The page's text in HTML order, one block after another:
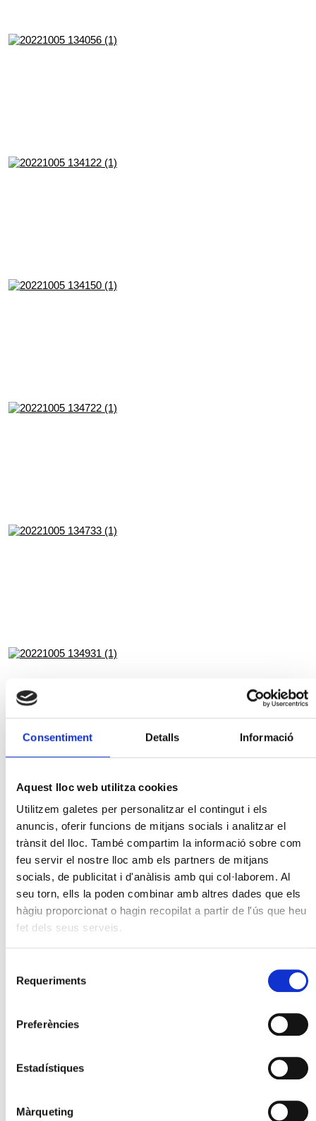
Consentiment Detalls Informació
Aquest lloc web utilitza cookies
Utilitzem galetes per personalitzar el contingut i els
anuncis, oferir funcions de mitjans socials i analitzar el
trànsit del lloc. També compartim la informació sobre com
feu servir el nostre lloc amb els partners de mitjans
socials, de publicitat i d'anàlisis amb qui col·laborem. Al
seu torn, ells la poden combinar amb altres dades que els
hàgiu proporcionat o hagin recopilat a partir de l'ús que heu
fet dels seus serveis.
Requeriments
Preferències
Estadístiques
Màrqueting